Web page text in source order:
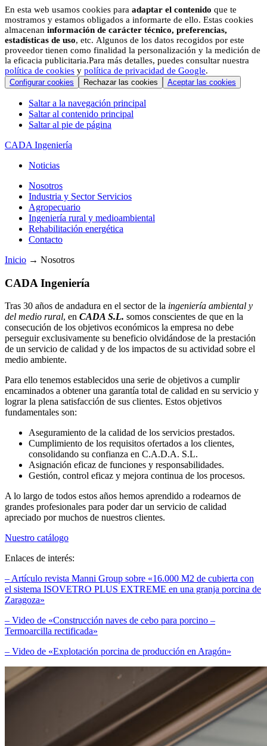
En esta web usamos cookies para adaptar el contenido que te
mostramos y estamos obligados a informarte de ello. Estas cookies
almacenan información de carácter técnico, preferencias,
estadísticas de uso, etc. Algunos de los datos recogidos por este
proveedor tienen como finalidad la personalización y la medición de
la eficacia publicitaria.Para más detalles, puedes consultar nuestra
política de cookies y política de privacidad de Google.
Configurar cookies Rechazar las cookies Aceptar las cookies
Saltar a la navegación principal
Saltar al contenido principal
Saltar al pie de página
CADA Ingeniería
Noticias
Nosotros
Industria y Sector Servicios
Agropecuario
Ingeniería rural y medioambiental
Rehabilitación energética
Contacto
Inicio → Nosotros
CADA Ingeniería
Tras 30 años de andadura en el sector de la ingeniería ambiental y
del medio rural, en CADA S.L. somos conscientes de que en la
consecución de los objetivos económicos la empresa no debe
perseguir exclusivamente su beneficio olvidándose de la prestación
de un servicio de calidad y de los impactos de su actividad sobre el
medio ambiente.
Para ello tenemos establecidos una serie de objetivos a cumplir
encaminados a obtener una garantía total de calidad en su servicio y
lograr la plena satisfacción de sus clientes. Estos objetivos
fundamentales son:
Aseguramiento de la calidad de los servicios prestados.
Cumplimiento de los requisitos ofertados a los clientes,
consolidando su confianza en C.A.D.A. S.L.
Asignación eficaz de funciones y responsabilidades.
Gestión, control eficaz y mejora continua de los procesos.
A lo largo de todos estos años hemos aprendido a rodearnos de
grandes profesionales para poder dar un servicio de calidad
apreciado por muchos de nuestros clientes.
Nuestro catálogo
Enlaces de interés:
– Artículo revista Manni Group sobre «16.000 M2 de cubierta con
el sistema ISOVETRO PLUS EXTREME en una granja porcina de
Zaragoza»
– Video de «Construcción naves de cebo para porcino –
Termoarcilla rectificada»
– Video de «Explotación porcina de producción en Aragón»